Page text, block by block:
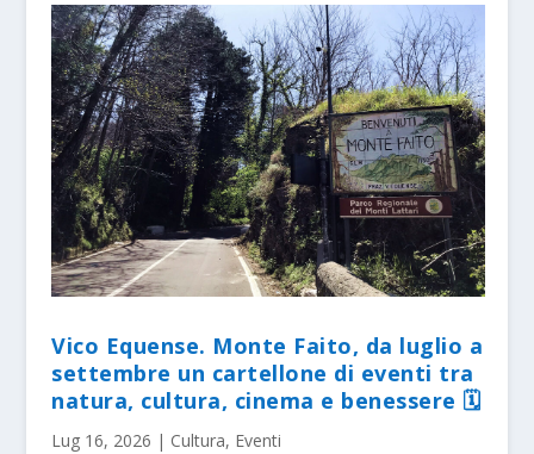
Vico Equense. Monte Faito, da luglio a
settembre un cartellone di eventi tra
natura, cultura, cinema e benessere 🗓
Lug 16, 2026 | Cultura, Eventi